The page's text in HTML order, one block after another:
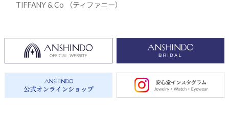
TIFFANY & Co （ティファニー）